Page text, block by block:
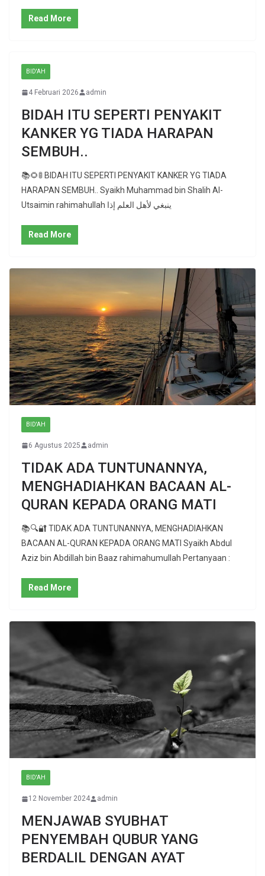
Read More
BID'AH
4 Februari 2026 admin
BIDAH ITU SEPERTI PENYAKIT
KANKER YG TIADA HARAPAN
SEMBUH..
📚🌻🚦 BIDAH ITU SEPERTI PENYAKIT KANKER YG TIADA
HARAPAN SEMBUH.. Syaikh Muhammad bin Shalih Al-
Utsaimin rahimahullah ينبغي لأهل العلم إذا
Read More
BID'AH
6 Agustus 2025 admin
TIDAK ADA TUNTUNANNYA,
MENGHADIAHKAN BACAAN AL-
QURAN KEPADA ORANG MATI
📚🔍🔐 TIDAK ADA TUNTUNANNYA, MENGHADIAHKAN
BACAAN AL-QURAN KEPADA ORANG MATI Syaikh Abdul
Aziz bin Abdillah bin Baaz rahimahumullah Pertanyaan :
Read More
BID'AH
12 November 2024 admin
MENJAWAB SYUBHAT
PENYEMBAH QUBUR YANG
BERDALIL DENGAN AYAT